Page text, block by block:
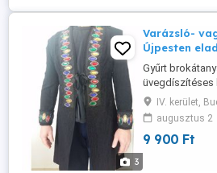
3
Varázsló-
Újpesten
Gyűrt
üvegdíszítéses
eladó: Irányár:
IV. kerület,
augusztus 2
9 900 Ft